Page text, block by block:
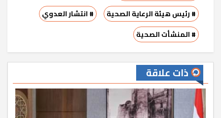
# رئيس هيئة الرعاية الصحية
# انتشار العدوي
# المنشأت الصحية
ذات علاقة